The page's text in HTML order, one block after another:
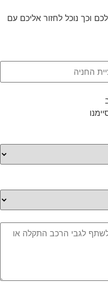
וכך נוכל לחזור אליכם עם